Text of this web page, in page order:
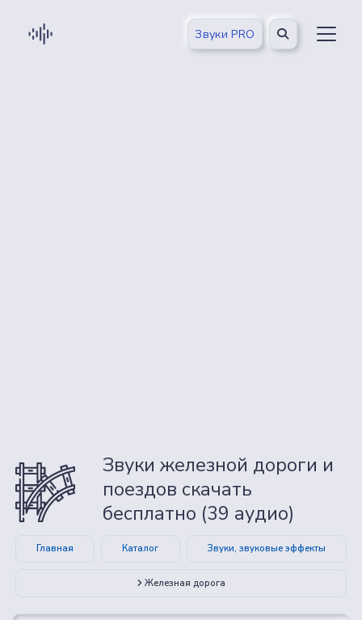
Звуки PRO
Звуки железной дороги и
поездов скачать
бесплатно (39 аудио)
Главная Каталог Звуки, звуковые эффекты
Железная дорога